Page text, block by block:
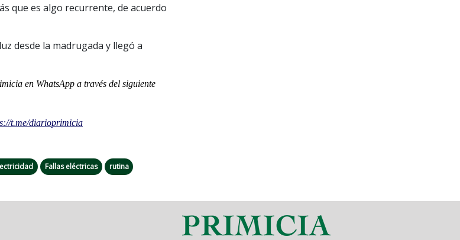
que es algo recurrente, de acuerdo
desde la madrugada y llegó a
en WhatsApp a través del siguiente
t.me/diarioprimicia
Fallas eléctricas
rutina